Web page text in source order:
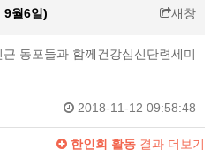
9월6일) 새창
동포들과 함께건강심신단련세미
2018-11-12 09:58:48
한인회 활동 결과 더보기